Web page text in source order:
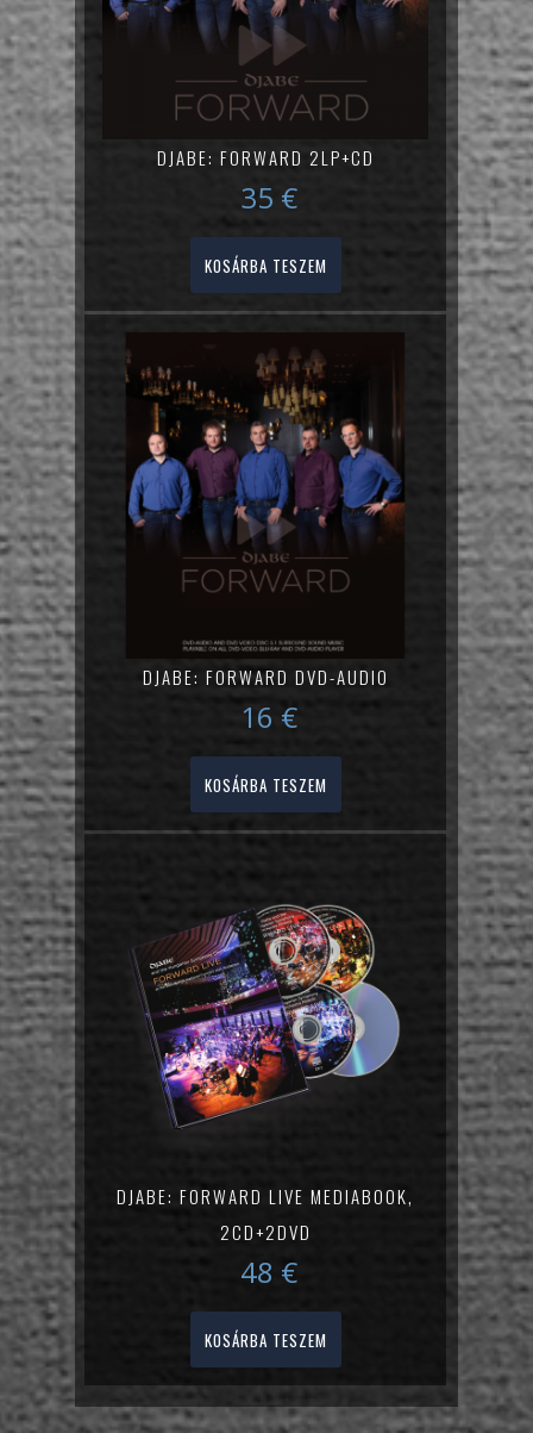
DJABE: FORWARD 2LP+CD
35 €
KOSÁRBA TESZEM
DJABE: FORWARD DVD-AUDIO
16 €
KOSÁRBA TESZEM
DJABE: FORWARD LIVE MEDIABOOK,
2CD+2DVD
48 €
KOSÁRBA TESZEM